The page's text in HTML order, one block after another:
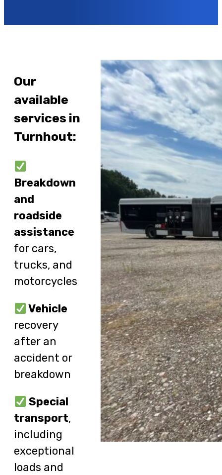
Our
available
services in
Turnhout:
Breakdown
and
roadside
assistance
for cars,
trucks, and
motorcycles
Vehicle
recovery
after an
accident or
breakdown
Special
transport,
including
exceptional
loads and